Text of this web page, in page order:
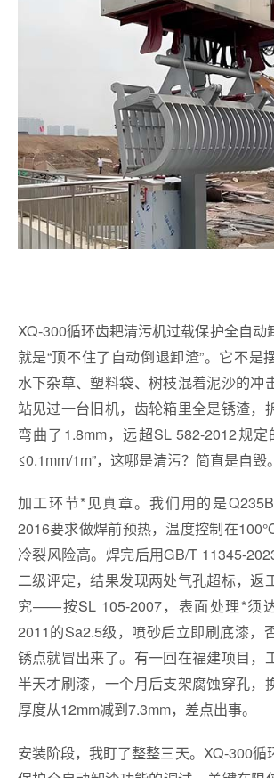
XQ-300循环齿耙清污机过载保护全自动
就是“顶不住了自动倒退卸渣”。它不是
水下杂草、塑料袋、树枝混着泥沙的冲
站见过一台旧机，齿轮箱里全是锈渣，
弯曲了1.8mm，远超SL 582-2012规
≤0.1mm/1m”，这哪是清污？简直是自毁。
加工环节*见真章。我们用的是
2016要求做焊前预热，温度控制在
冷裂风险高。焊完后用GB/T 11345-
二级评定，结果发现两处气孔超标，返
究——按SL 105-2007，表面处理*须
2011的Sa2.5级，喷砂后立即刷底漆，
锈点就冒出来了。有一回在福建项目，
半天才刷漆，一个月后支架腐蚀穿孔，
厚度从12mm减到7.3mm，差点出事。
安装阶段，我盯了整整三天。XQ-300循